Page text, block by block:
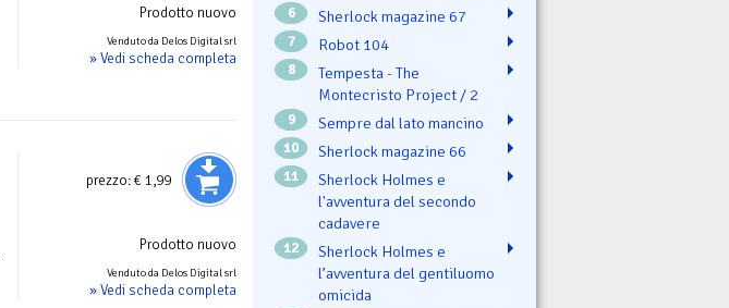
Prodotto nuovo
Venduto da Delos Digital srl
» Vedi scheda completa
prezzo:€ 1,99
Prodotto nuovo
Venduto da Delos Digital srl
» Vedi scheda completa
6 Sherlock magazine 67
7 Robot 104
8
Tempesta - The
Montecristo Project / 2
9 Sempre dal lato mancino
10 Sherlock magazine 66
11
Sherlock Holmes e
l'avventura del secondo
cadavere
12
Sherlock Holmes e
l’avventura del gentiluomo
omicida